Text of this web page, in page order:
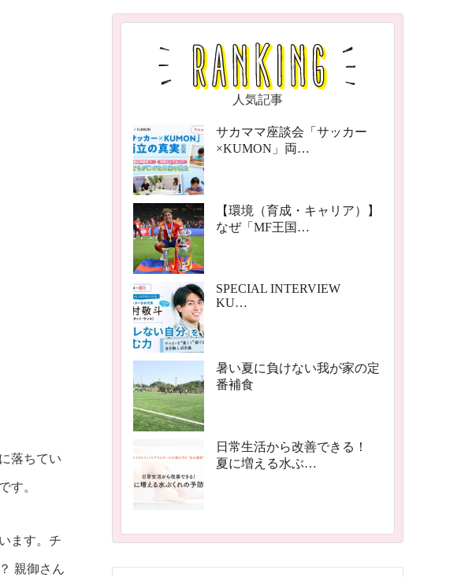
落ちてい
す。
ます。チ
親御さん
人気記事
サカママ座談会「サッカー
×KUMON」両…
【環境（育成・キャリア）】
なぜ「MF王国…
SPECIAL INTERVIEW
KU…
暑い夏に負けない我が家の定
番補食
日常生活から改善できる！
夏に増える水ぶ…